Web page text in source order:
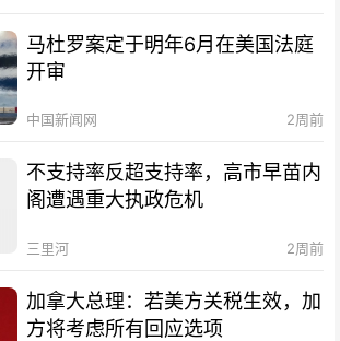
马杜罗案定于明年6月在美国法庭
开审
中国新闻网 2周前
不支持率反超支持率，高市早苗内
阁遭遇重大执政危机
三里河 2周前
加拿大总理：若美方关税生效，加
方将考虑所有回应选项